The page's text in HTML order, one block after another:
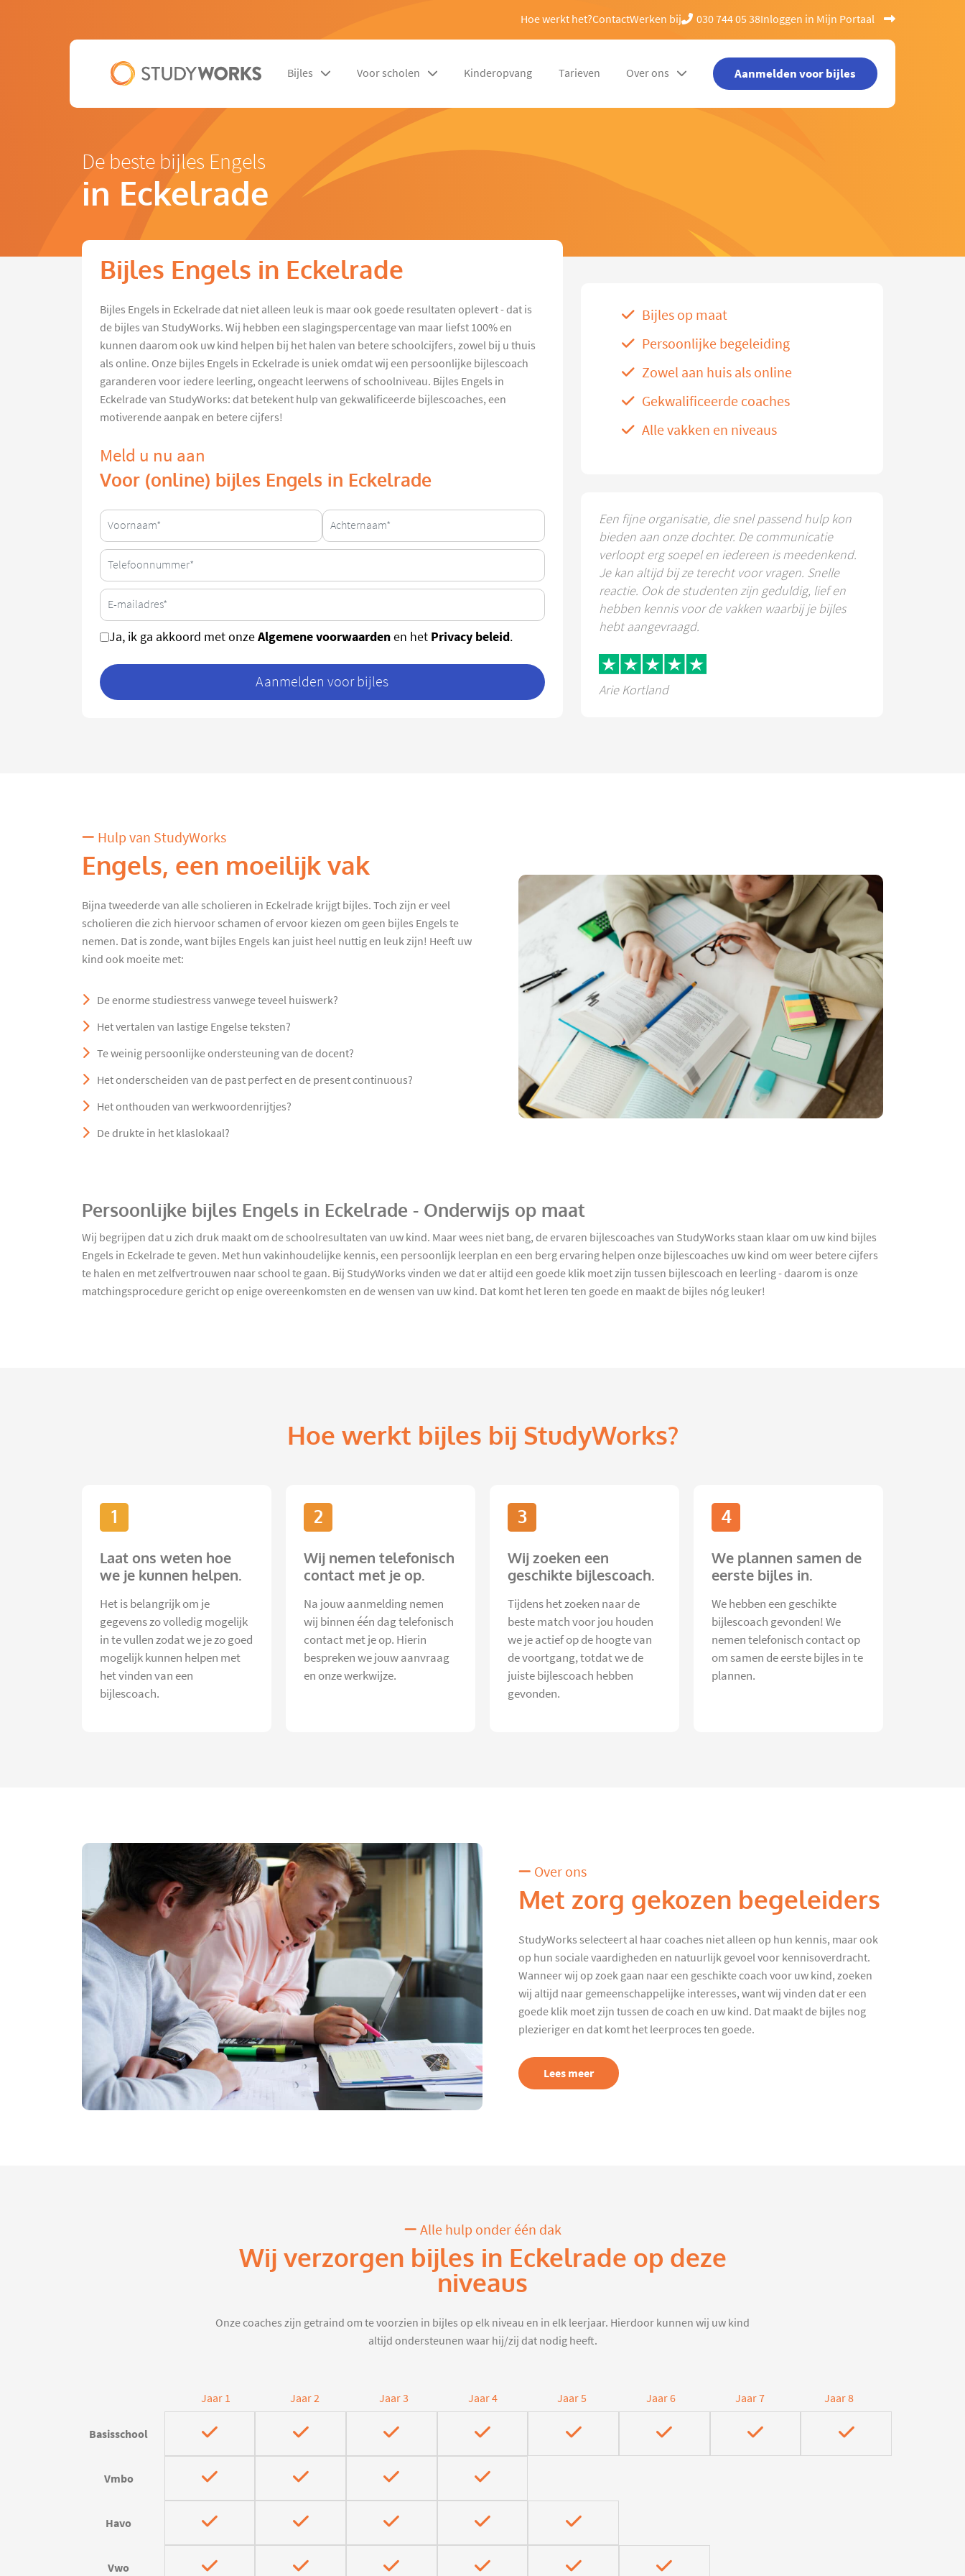
Hoe werkt het?ContactWerken bij 030 744 05 38Inloggen in Mijn Portaal
Bijles Voor scholen Kinderopvang Tarieven Over ons Aanmelden voor bijles
De beste bijles Engels
in Eckelrade
Bijles Engels in Eckelrade
Bijles Engels in Eckelrade dat niet alleen leuk is maar ook goede resultaten oplevert - dat is
de bijles van StudyWorks. Wij hebben een slagingspercentage van maar liefst 100% en
kunnen daarom ook uw kind helpen bij het halen van betere schoolcijfers, zowel bij u thuis
als online. Onze bijles Engels in Eckelrade is uniek omdat wij een persoonlijke bijlescoach
garanderen voor iedere leerling, ongeacht leerwens of schoolniveau. Bijles Engels in
Eckelrade van StudyWorks: dat betekent hulp van gekwalificeerde bijlescoaches, een
motiverende aanpak en betere cijfers!
Meld u nu aan
Voor (online) bijles Engels in Eckelrade
Ja, ik ga akkoord met onzeAlgemene voorwaardenen het Privacy beleid.
Aanmelden voor bijles
Bijles op maat
Persoonlijke begeleiding
Zowel aan huis als online
Gekwalificeerde coaches
Alle vakken en niveaus
Een fijne organisatie, die snel passend hulp kon
bieden aan onze dochter. De communicatie
verloopt erg soepel en iedereen is meedenkend.
Je kan altijd bij ze terecht voor vragen. Snelle
reactie. Ook de studenten zijn geduldig, lief en
hebben kennis voor de vakken waarbij je bijles
hebt aangevraagd.
Arie Kortland
Hulp van StudyWorks
Engels, een moeilijk vak
Bijna tweederde van alle scholieren in Eckelrade krijgt bijles. Toch zijn er veel
scholieren die zich hiervoor schamen of ervoor kiezen om geen bijles Engels te
nemen. Dat is zonde, want bijles Engels kan juist heel nuttig en leuk zijn! Heeft uw
kind ook moeite met:
De enorme studiestress vanwege teveel huiswerk?
Het vertalen van lastige Engelse teksten?
Te weinig persoonlijke ondersteuning van de docent?
Het onderscheiden van de past perfect en de present continuous?
Het onthouden van werkwoordenrijtjes?
De drukte in het klaslokaal?
Persoonlijke bijles Engels in Eckelrade - Onderwijs op maat
Wij begrijpen dat u zich druk maakt om de schoolresultaten van uw kind. Maar wees niet bang, de ervaren bijlescoaches van StudyWorks staan klaar om uw kind bijles
Engels in Eckelrade te geven. Met hun vakinhoudelijke kennis, een persoonlijk leerplan en een berg ervaring helpen onze bijlescoaches uw kind om weer betere cijfers
te halen en met zelfvertrouwen naar school te gaan. Bij StudyWorks vinden we dat er altijd een goede klik moet zijn tussen bijlescoach en leerling - daarom is onze
matchingsprocedure gericht op enige overeenkomsten en de wensen van uw kind. Dat komt het leren ten goede en maakt de bijles nóg leuker!
Hoe werkt bijles bij StudyWorks?
1
Laat ons weten hoe
we je kunnen helpen.
Het is belangrijk om je
gegevens zo volledig mogelijk
in te vullen zodat we je zo goed
mogelijk kunnen helpen met
het vinden van een
bijlescoach.
2
Wij nemen telefonisch
contact met je op.
Na jouw aanmelding nemen
wij binnen één dag telefonisch
contact met je op. Hierin
bespreken we jouw aanvraag
en onze werkwijze.
3
Wij zoeken een
geschikte bijlescoach.
Tijdens het zoeken naar de
beste match voor jou houden
we je actief op de hoogte van
de voortgang, totdat we de
juiste bijlescoach hebben
gevonden.
4
We plannen samen de
eerste bijles in.
We hebben een geschikte
bijlescoach gevonden! We
nemen telefonisch contact op
om samen de eerste bijles in te
plannen.
Over ons
Met zorg gekozen begeleiders
StudyWorks selecteert al haar coaches niet alleen op hun kennis, maar ook
op hun sociale vaardigheden en natuurlijk gevoel voor kennisoverdracht.
Wanneer wij op zoek gaan naar een geschikte coach voor uw kind, zoeken
wij altijd naar gemeenschappelijke interesses, want wij vinden dat er een
goede klik moet zijn tussen de coach en uw kind. Dat maakt de bijles nog
plezieriger en dat komt het leerproces ten goede.
Lees meer
Alle hulp onder één dak
Wij verzorgen bijles in Eckelrade op deze
niveaus
Onze coaches zijn getraind om te voorzien in bijles op elk niveau en in elk leerjaar. Hierdoor kunnen wij uw kind
altijd ondersteunen waar hij/zij dat nodig heeft.
Jaar 1 Jaar 2 Jaar 3 Jaar 4 Jaar 5 Jaar 6 Jaar 7 Jaar 8
Basisschool
Vmbo
Havo
Vwo